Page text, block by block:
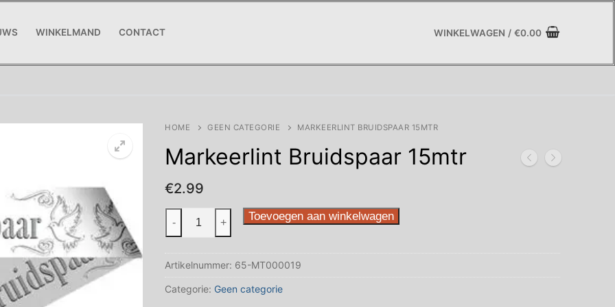
WINKELMAND CONTACT WINKELWAGEN / €0.00
HOME GEEN CATEGORIE MARKEERLINT BRUIDSPAAR 15MTR
Markeerlint Bruidspaar 15mtr
€2.99
Markeerlint
aantal
- + Toevoegen aan winkelwagen
Artikelnummer: 65-MT000019
Categorie: Geen categorie